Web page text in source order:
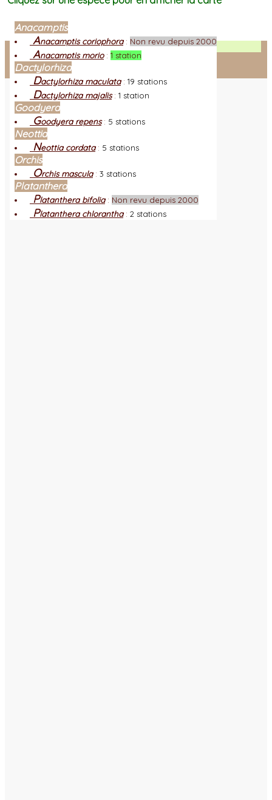
Facebook
Connexion adhérent
Anacamptis
Anacamptis coriophora: Non revu depuis 2000
Anacamptis morio: 1 station
Dactylorhiza
Dactylorhiza maculata: 19 stations
Dactylorhiza majalis: 1 station
Goodyera
Goodyera repens: 5 stations
Neottia
Neottia cordata: 5 stations
Orchis
Orchis mascula: 3 stations
Platanthera
Platanthera bifolia: Non revu depuis 2000
Platanthera chlorantha: 2 stations